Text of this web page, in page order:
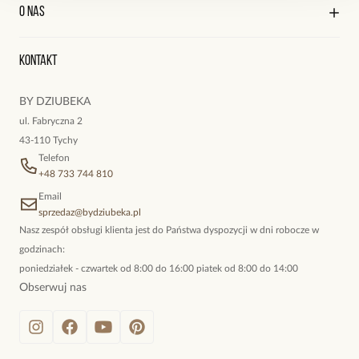
Reklamacje i zwroty
Edycja profilu
O nas
Oryginalne naszyjniki, topowe bransoletki, okazałe kolczyki,
Kontakt
BY DZIUBEKA
ul. Fabryczna 2
43-110 Tychy
Telefon
+48 733 744 810
Email
sprzedaz@bydziubeka.pl
Nasz zespół obsługi klienta jest do Państwa dyspozycji w dni robocze w
godzinach:
poniedziałek - czwartek od 8:00 do 16:00 piatek od 8:00 do 14:00
Obserwuj nas